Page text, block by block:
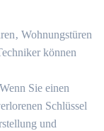
Wohnungstüren
können
Wenn Sie einen
Schlüssel
und